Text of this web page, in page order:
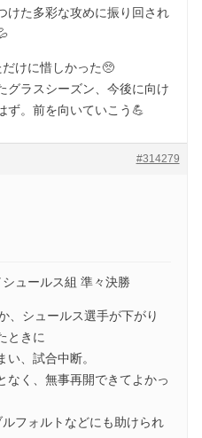
けた多彩な攻めに振り回され
けに惜しかった🥺
グラスシーズン、今後に向け
ず。前を向いていこう💪
#314279
ュールス組 準々決勝
、シュールス選手が下がり
ときに
、試合中断。
なく、無事再開できてよかっ
フォルトなどにも助けられ